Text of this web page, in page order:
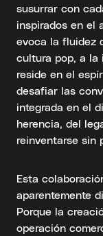
susurrar con
inspirados en el
evoca la fluidez
cultura pop, a la
reside en el
desafiar las
integrada en el
herencia, del
reinventarse sin
Esta
aparentemente
Porque la
operación